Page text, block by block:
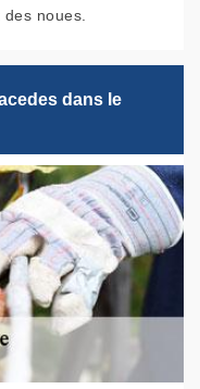
noues.
dans le